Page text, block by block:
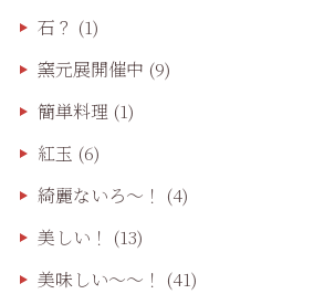
石？ (1)
窯元展開催中 (9)
簡単料理 (1)
紅玉 (6)
綺麗ないろ～！ (4)
美しい！ (13)
美味しい〜〜！ (41)